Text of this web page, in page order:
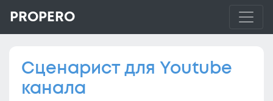
PROPERO
Сценарист для Youtube
канала